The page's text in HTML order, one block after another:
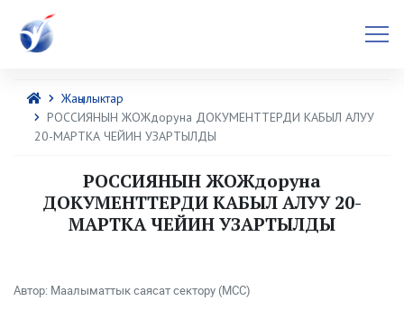
Жаңылыктар
РОССИЯНЫН ЖОЖдоруна ДОКУМЕНТТЕРДИ КАБЫЛ АЛУУ
20-МАРТКА ЧЕЙИН УЗАРТЫЛДЫ
РОССИЯНЫН ЖОЖдоруна
ДОКУМЕНТТЕРДИ КАБЫЛ АЛУУ 20-
МАРТКА ЧЕЙИН УЗАРТЫЛДЫ
Автор: Маалыматтык саясат сектору (МСС)